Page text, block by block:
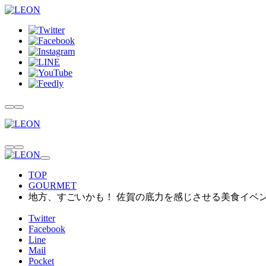
TOP
GOURMET
地方、すごいかも！ 佐賀の底力を感じさせる美食イベ
Twitter
Facebook
Line
Mail
Pocket